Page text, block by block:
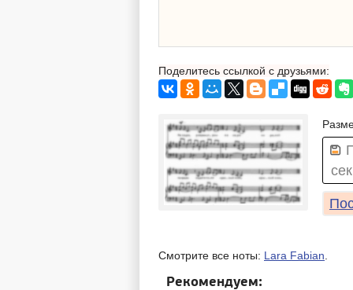
Поделитесь ссылкой с друзьями:
Смотрите все ноты: Lara Fabian
Рекомендуем: